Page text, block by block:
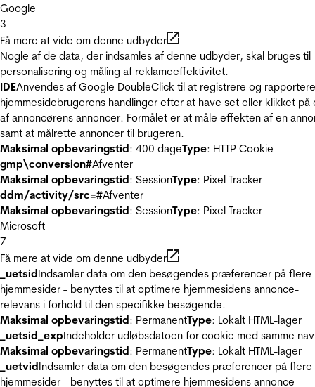
Google
3
Få mere at vide om denne udbyder
Nogle af de data, der indsamles af denne udbyder, skal bruges til
personalisering og måling af reklameeffektivitet.
IDEAnvendes af Google DoubleClick til at registrere og
hjemmesidebrugerens handlinger efter at have set eller klikket på
af annoncørens annoncer. Formålet er at måle effekten af en
samt at målrette annoncer til brugeren.
Maksimal opbevaringstid: 400 dageType: HTTP Cookie
gmp\conversion#Afventer
Maksimal opbevaringstid: SessionType: Pixel Tracker
ddm/activity/src=#Afventer
Maksimal opbevaringstid: SessionType: Pixel Tracker
Microsoft
7
Få mere at vide om denne udbyder
_uetsidIndsamler data om den besøgendes præferencer på flere
hjemmesider - benyttes til at optimere hjemmesidens annonce-
relevans i forhold til den specifikke besøgende.
Maksimal opbevaringstid: PermanentType: Lokalt HTML-lager
_uetsid_expIndeholder udløbsdatoen for cookie med samme
Maksimal opbevaringstid: PermanentType: Lokalt HTML-lager
_uetvidIndsamler data om den besøgendes præferencer på flere
hjemmesider - benyttes til at optimere hjemmesidens annonce-